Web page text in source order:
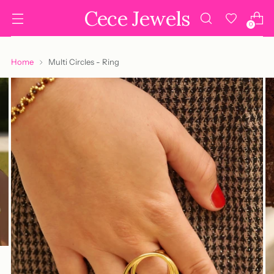
Cece Jewels 0
Home Multi Circles - Ring